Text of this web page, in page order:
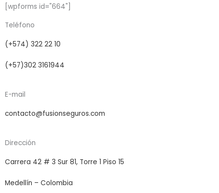
[wpforms id="664"]
Teléfono
(+574) 322 22 10
(+57)302 3161944
E-mail
contacto@fusionseguros.com
Dirección
Carrera 42 # 3 Sur 81, Torre 1 Piso 15
Medellín – Colombia